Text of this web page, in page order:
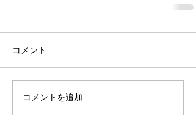
コメント
コメントを追加…